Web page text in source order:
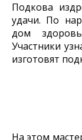
Подкова
удачи. По
дом
Участники
изготовят
На этом